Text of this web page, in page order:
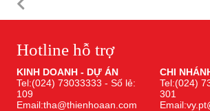
Hotline hỗ trợ
KINH DOANH - DỰ ÁN
Tel:(024) 73033333 - Số lẻ:
109
Email:tha@thienhoaan.com
CHI
Tel:(024)
301